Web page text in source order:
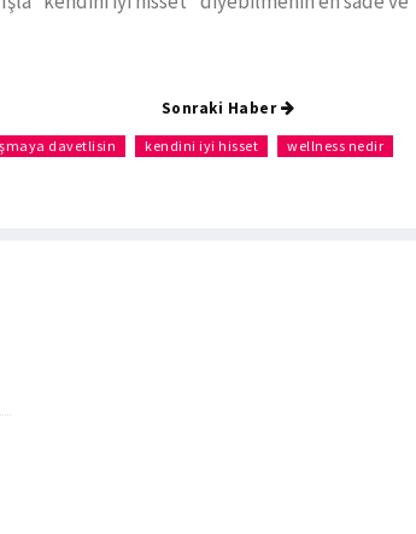
Sonraki Haber
davetlisin kendini iyi hisset wellness nedir